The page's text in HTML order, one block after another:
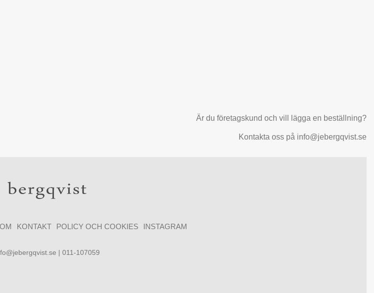
Är du företagskund och vill lägga en beställning?
Kontakta oss på info@jebergqvist.se
KONTAKT POLICY OCH COOKIES INSTAGRAM
| 011-107059